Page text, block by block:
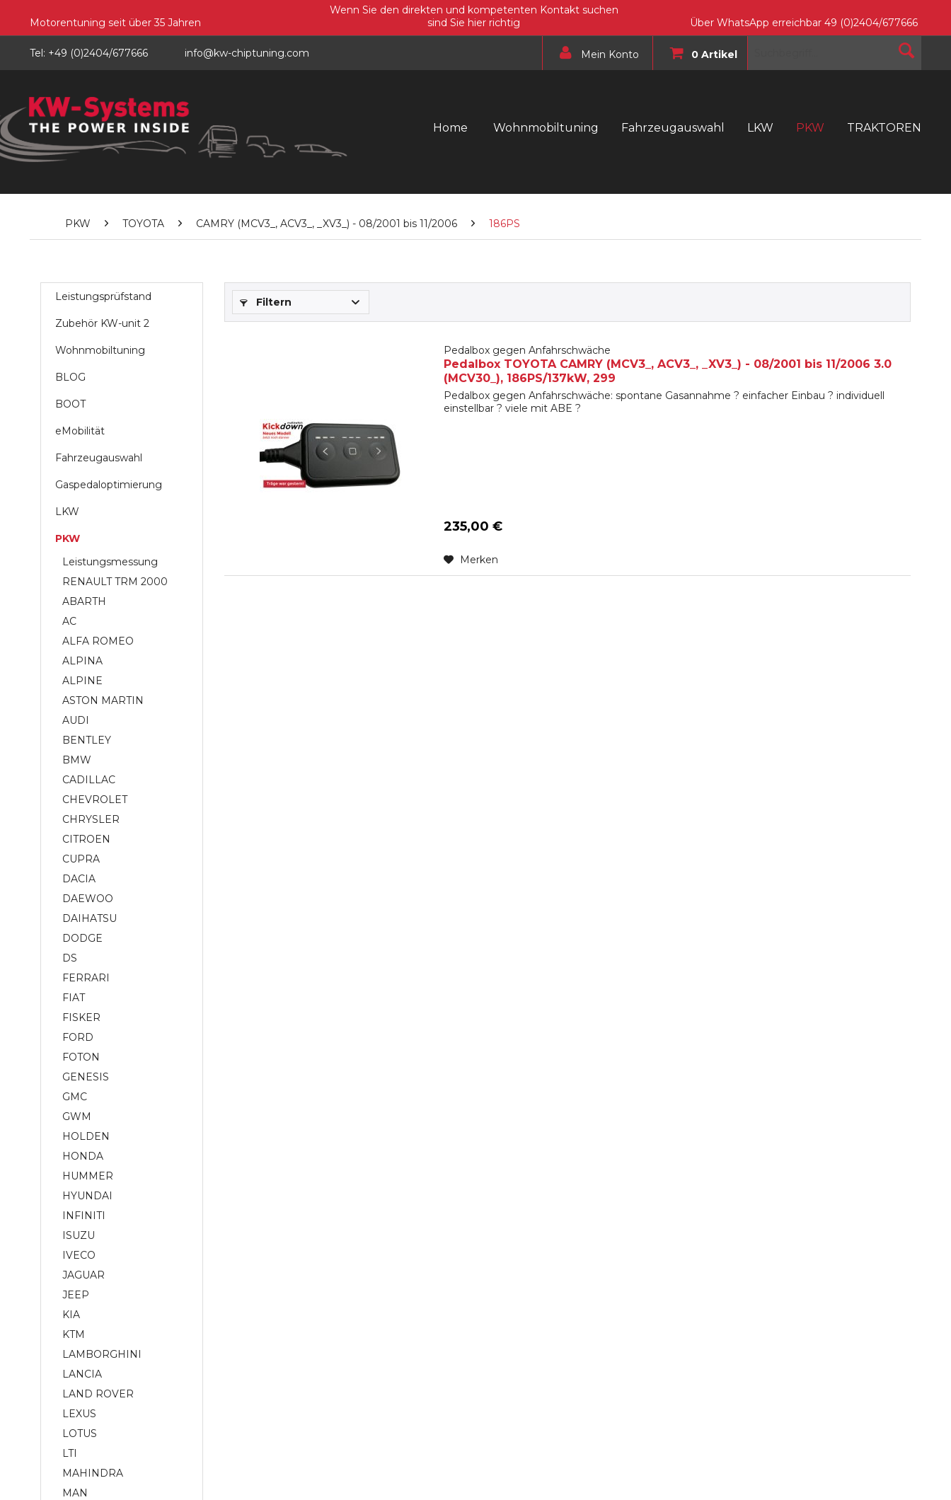
Motorentuning seit über 35 Jahren
Wenn Sie den direkten und kompetenten Kontakt suchen
sind Sie hier richtig
Über WhatsApp erreichbar 49 (0)2404/677666
Tel: +49 (0)2404/677666 info@kw-chiptuning.com Mein Konto 0 Artikel
Home Wohnmobiltuning Fahrzeugauswahl LKW PKW TRAKTOREN
PKW TOYOTA CAMRY (MCV3_, ACV3_, _XV3_) - 08/2001 bis 11/2006 186PS
Leistungsprüfstand
Zubehör KW-unit 2
Wohnmobiltuning
BLOG
BOOT
eMobilität
Fahrzeugauswahl
Gaspedaloptimierung
LKW
PKW
Leistungsmessung
RENAULT TRM 2000
ABARTH
AC
ALFA ROMEO
ALPINA
ALPINE
ASTON MARTIN
AUDI
BENTLEY
BMW
CADILLAC
CHEVROLET
CHRYSLER
CITROEN
CUPRA
DACIA
DAEWOO
DAIHATSU
DODGE
DS
FERRARI
FIAT
FISKER
FORD
FOTON
GENESIS
GMC
GWM
HOLDEN
HONDA
HUMMER
HYUNDAI
INFINITI
ISUZU
IVECO
JAGUAR
JEEP
KIA
KTM
LAMBORGHINI
LANCIA
LAND ROVER
LEXUS
LOTUS
LTI
MAHINDRA
MAN
Filtern
Pedalbox gegen Anfahrschwäche
Pedalbox TOYOTA CAMRY (MCV3_, ACV3_, _XV3_) - 08/2001 bis 11/2006 3.0
(MCV30_), 186PS/137kW, 299
Pedalbox gegen Anfahrschwäche: spontane Gasannahme ? einfacher Einbau ? individuell
einstellbar ? viele mit ABE ?
235,00 €
Merken